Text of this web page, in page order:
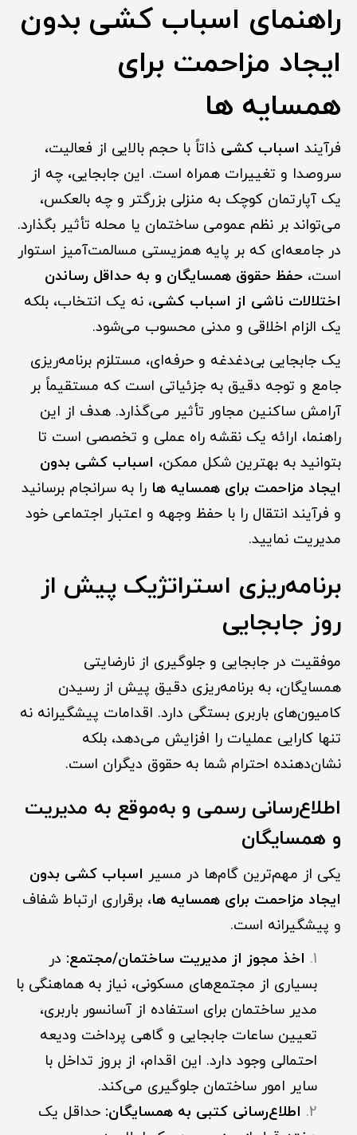
راهنمای اسباب کشی بدون
ایجاد مزاحمت برای
همسایه ها
فرآیند اسباب کشی ذاتاً با حجم بالایی از فعالیت،
سروصدا و تغییرات همراه است. این جابجایی، چه از
یک آپارتمان کوچک به منزلی بزرگتر و چه بالعکس،
می‌تواند بر نظم عمومی ساختمان یا محله تأثیر بگذارد.
در جامعه‌ای که بر پایه همزیستی مسالمت‌آمیز استوار
است، حفظ حقوق همسایگان و به حداقل رساندن
اختلالات ناشی از اسباب کشی، نه یک انتخاب، بلکه
یک الزام اخلاقی و مدنی محسوب می‌شود.
یک جابجایی بی‌دغدغه و حرفه‌ای، مستلزم برنامه‌ریزی
جامع و توجه دقیق به جزئیاتی است که مستقیماً بر
آرامش ساکنین مجاور تأثیر می‌گذارد. هدف از این
راهنما، ارائه یک نقشه راه عملی و تخصصی است تا
بتوانید به بهترین شکل ممکن، اسباب کشی بدون
ایجاد مزاحمت برای همسایه ها را به سرانجام برسانید
و فرآیند انتقال را با حفظ وجهه و اعتبار اجتماعی خود
مدیریت نمایید.
برنامه‌ریزی استراتژیک پیش از
روز جابجایی
موفقیت در جابجایی و جلوگیری از نارضایتی
همسایگان، به برنامه‌ریزی دقیق پیش از رسیدن
کامیون‌های باربری بستگی دارد. اقدامات پیشگیرانه نه
تنها کارایی عملیات را افزایش می‌دهد، بلکه
نشان‌دهنده احترام شما به حقوق دیگران است.
اطلاع‌رسانی رسمی و به‌موقع به مدیریت
و همسایگان
یکی از مهم‌ترین گام‌ها در مسیر اسباب کشی بدون
ایجاد مزاحمت برای همسایه ها، برقراری ارتباط شفاف
و پیشگیرانه است.
اخذ مجوز از مدیریت ساختمان/مجتمع: در
بسیاری از مجتمع‌های مسکونی، نیاز به هماهنگی با
مدیر ساختمان برای استفاده از آسانسور باربری،
تعیین ساعات جابجایی و گاهی پرداخت ودیعه
احتمالی وجود دارد. این اقدام، از بروز تداخل با
سایر امور ساختمان جلوگیری می‌کند.
اطلاع‌رسانی کتبی به همسایگان: حداقل یک